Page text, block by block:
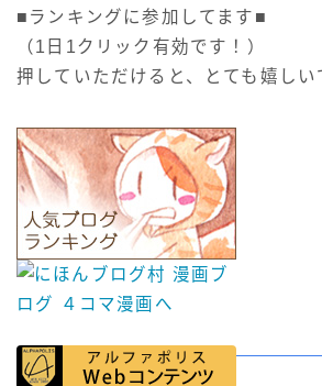
■ランキングに参加してます■
（1日1クリック有効です！）
押していただけると、とても嬉しい